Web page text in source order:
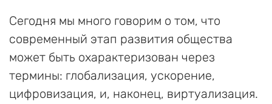
Сегодня мы много говорим о том, что
современный этап развития общества
может быть охарактеризован через
термины: глобализация, ускорение,
цифровизация, и, наконец, виртуализация.